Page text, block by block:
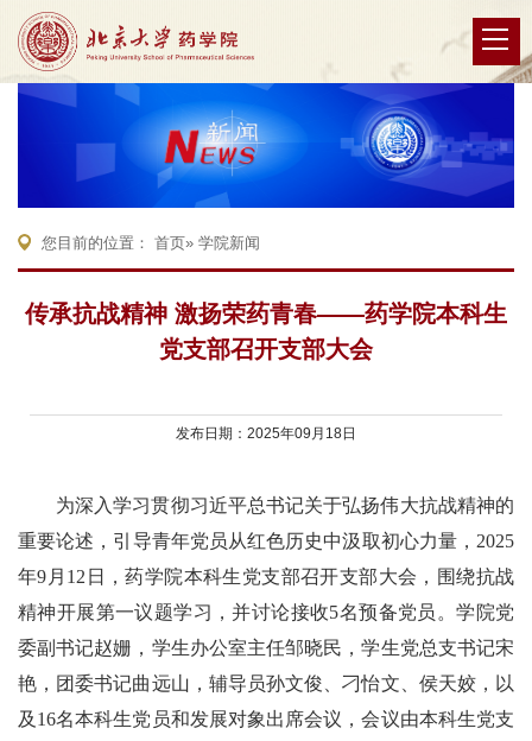
您目前的位置： 首页» 学院新闻
传承抗战精神 激扬荣药青春——药学院本科生
党支部召开支部大会
发布日期：2025年09月18日
为深入学习贯彻习近平总书记关于弘扬伟大抗战精神的
重要论述，引导青年党员从红色历史中汲取初心力量， 2025
年9 月 12 日，药学院本科生党支部召开支部大会，围绕抗战
精神开展第一议题学习，并讨论接收5名预备党员。学院党
委副书记赵姗，学生办公室主任邹晓民，学生党总支书记宋
艳，团委书记曲远山，辅导员孙文俊、刁怡文、侯天姣，以
及 16名本科生党员和发展对象出席会议，会议由本科生党支